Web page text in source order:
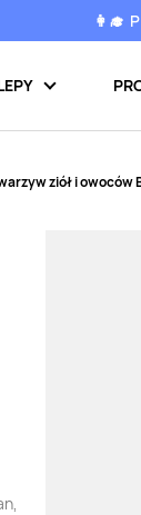
👩‍🎓
ziół i owoców